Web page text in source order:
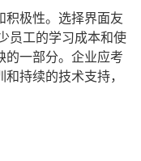
积极性。选择界面友
员工的学习成本和使
的一部分。企业应考
持续的技术支持，